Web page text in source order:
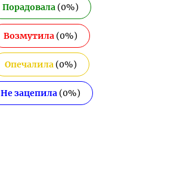
Порадовала (0%)
Возмутила (0%)
Опечалила(0%)
Не зацепила (0%)